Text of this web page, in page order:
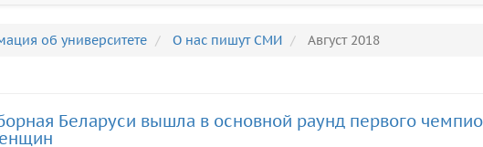
об университете О нас пишут СМИ Август 2018
Беларуси вышла в основной раунд первого